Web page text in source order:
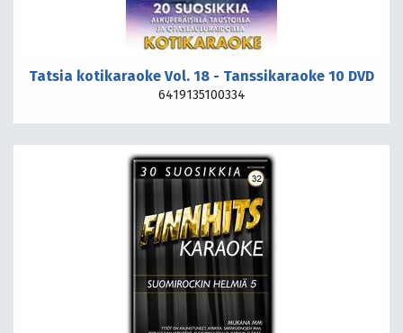
Tatsia kotikaraoke Vol. 18 - Tanssikaraoke 10 DVD
6419135100334